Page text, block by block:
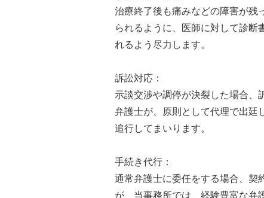
治療終了後も痛みなどの障害が残
られるように、医師に対して診断
れるよう尽力します。
訴訟対応：
示談交渉や調停が決裂した場合、
弁護士が、原則として代理で出廷
追行してまいります。
手続き代行：
通常弁護士に委任をする場合、契
が、当事務所では、経験豊富な弁